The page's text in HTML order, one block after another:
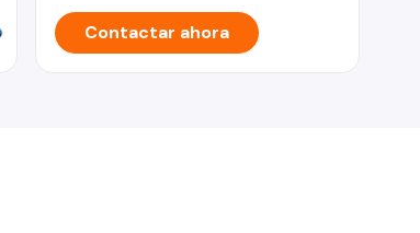
Contactar ahora